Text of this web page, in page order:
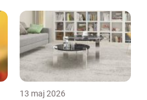
13 maj 2026